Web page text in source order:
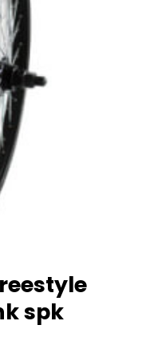
spk